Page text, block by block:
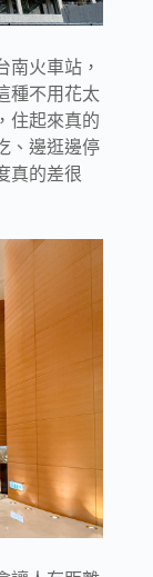
南火車站，
種不用花太
住起來真的
、邊逛邊停
真的差很